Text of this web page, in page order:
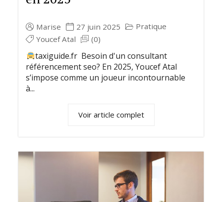
Marise 27 juin 2025
Pratique
Youcef Atal
(0)
taxiguide.fr Besoin d'un consultant
référencement seo? En 2025, Youcef Atal
s’impose comme un joueur incontournable
à...
Voir article complet